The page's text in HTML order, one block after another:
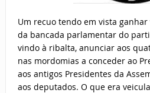
Um recuo tendo em vista
da bancada parlamentar do
vindo à ribalta, anunciar aos
nas mordomias a conceder ao
aos antigos Presidentes da
aos deputados. O que era